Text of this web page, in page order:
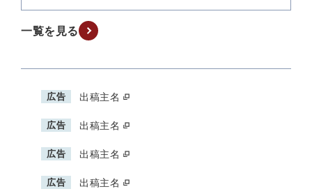
一覧を見る
広告 出稿主名
広告 出稿主名
広告 出稿主名
広告 出稿主名